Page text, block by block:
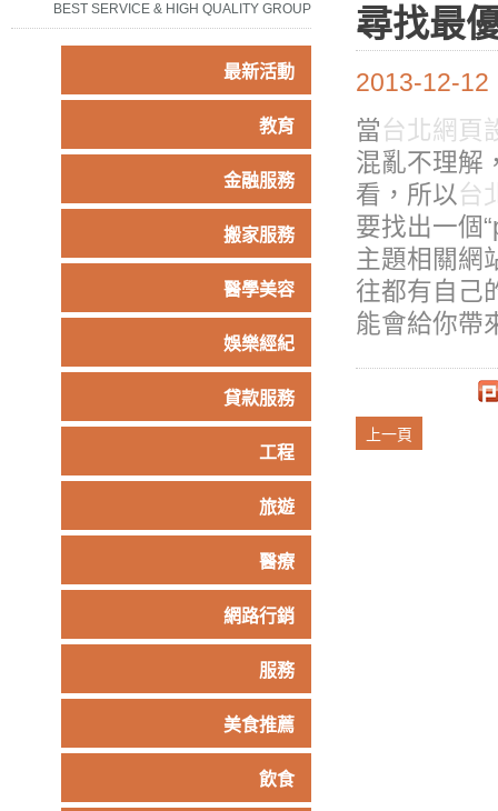
BEST SERVICE & HIGH QUALITY GROUP
最新活動
教育
金融服務
搬家服務
醫學美容
娛樂經紀
貸款服務
工程
旅遊
醫療
網路行銷
服務
美食推薦
飲食
尋找最
2013-12-12
當台北網頁
混亂不理解
看，所以台
要找出一個
主題相關網
往都有自己
能會給你帶
上一頁